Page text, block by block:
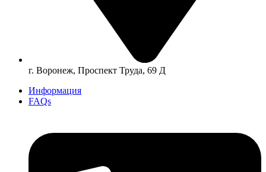
г. Воронеж, Проспект Труда, 69 Д
Информация
FAQs